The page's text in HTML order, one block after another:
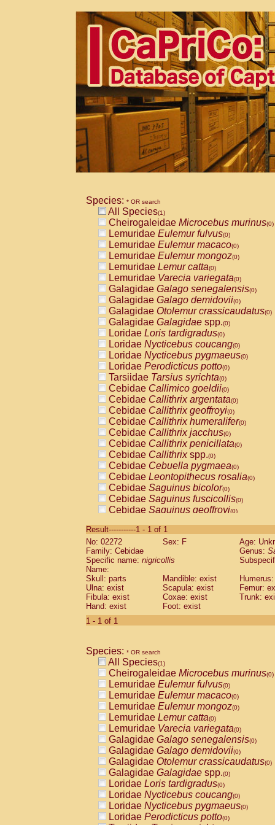
Species: * OR search
All Species(1)
Cheirogaleidae Microcebus murinus(0)
Lemuridae Eulemur fulvus(0)
Lemuridae Eulemur macaco(0)
Lemuridae Eulemur mongoz(0)
Lemuridae Lemur catta(0)
Lemuridae Varecia variegata(0)
Galagidae Galago senegalensis(0)
Galagidae Galago demidovii(0)
Galagidae Otolemur crassicaudatus(0)
Galagidae Galagidae spp.(0)
Loridae Loris tardigradus(0)
Loridae Nycticebus coucang(0)
Loridae Nycticebus pygmaeus(0)
Loridae Perodicticus potto(0)
Tarsiidae Tarsius syrichta(0)
Cebidae Callimico goeldii(0)
Cebidae Callithrix argentata(0)
Cebidae Callithrix geoffroyi(0)
Cebidae Callithrix humeralifer(0)
Cebidae Callithrix jacchus(0)
Cebidae Callithrix penicillata(0)
Cebidae Callithrixspp.(0)
Cebidae Cebuella pygmaea(0)
Cebidae Leontopithecus rosalia(0)
Cebidae Saguinus bicolor(0)
Cebidae Saguinus fuscicollis(0)
Cebidae Saguinus geoffroyi(0)
CebidaeSaguinus labiatus(0)
Cebidae Saguinus leucopus (0)
Cebidae
CebidaeSaguinus mystax
Cebidae Saguinus nigricollis (1)
Cebidae Saguinus oedipus
Cebidae Saguinus weddelli
Cebidae Saguinusspp.
Cebidae
CebidaeCebus capucinus
CebidaeCebus nigrivittatus
CebidaeCebus spp.(0)
CebidaeSaimiri boliviensis(0)
CebidaeSaimiri sciureus(0)
AtelidaeAlouatta caraya(0)
AtelidaeAlouatta fusca(0)
AtelidaeAlouatta seniculus(0)
AtelidaeAlouattaspp.(0)
AtelidaeAteles belzebuth(0)
AtelidaeAteles geoffroyi(0)
AtelidaeAteles paniscus(0)
AtelidaeAtelesspp.(0)
AtelidaeLagothrix lagothricha(0)
AtelidaeLagothrix lagothricha cana
PitheciidaeCacajao calvus
Result-----------1 - 1 of 1
No: 02272
Sex: F
Age:
Family: Cebidae
Genus:
Specific name: nigricollis
Name:
Skull: parts
Mandible: exist
Ulna: exist
Scapula: exist
Femur:
Fibula: exist
Coxae: exist
Trunk:
Hand: exist
Foot: exist
1 - 1 of 1
Species: * OR search
All Species(1)
Cheirogaleidae Microcebus murinus(0)
Lemuridae Eulemur fulvus(0)
Lemuridae Eulemur macaco(0)
Lemuridae Eulemur mongoz(0)
Lemuridae Lemur catta(0)
Lemuridae Varecia variegata(0)
Galagidae Galago senegalensis(0)
Galagidae Galago demidovii(0)
Galagidae Otolemur crassicaudatus(0)
Galagidae Galagidae spp.(0)
Loridae Loris tardigradus(0)
Loridae Nycticebus coucang(0)
Loridae Nycticebus pygmaeus(0)
Loridae Perodicticus potto(0)